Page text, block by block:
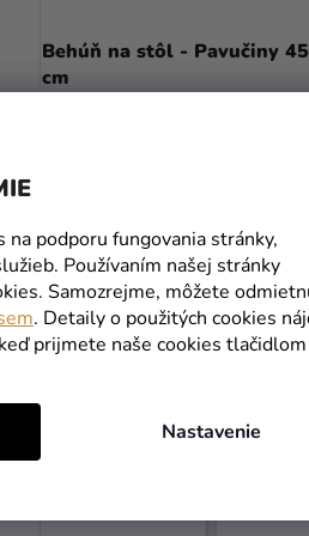
na podporu fungovania stránky,
Používaním našej stránky
Samozrejme, môžete
. Detaily o použitých cookies
prijmete naše cookies tlačidlom
Nastavenie
Behúň na stôl - Pavučiny
cm
ZAUJÍMAŤ